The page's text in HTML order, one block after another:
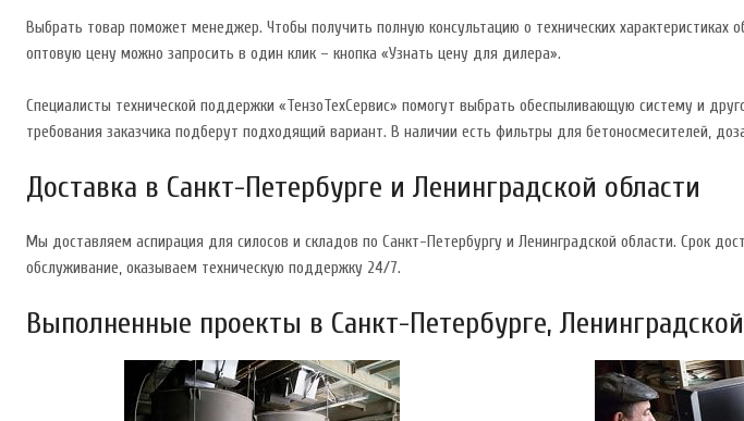
Выбрать товар поможет менеджер. Чтобы получить полную консультацию о технических
оптовую цену можно запросить в один клик – кнопка «Узнать цену для дилера».
Специалисты технической поддержки «ТензоТехСервис» помогут выбрать обеспыливающую систему и
требования заказчика подберут подходящий вариант. В наличии есть фильтры для бетоносмесителей,
Доставка в Санкт-Петербурге и Ленинградской области
Мы доставляем аспирация для силосов и складов по Санкт-Петербургу и Ленинградской области. Срок
обслуживание, оказываем техническую поддержку 24/7.
Выполненные проекты в Санкт-Петербурге,